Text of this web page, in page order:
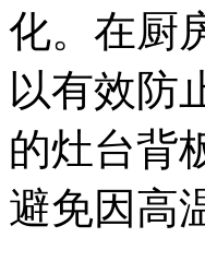
化。在厨
以有效防
的灶台背
避免因高